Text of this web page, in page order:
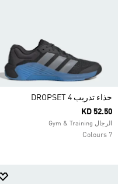
حذاء تدريب DROPSET 4
KD 52.50
الرجال Gym & Training
7 Colours